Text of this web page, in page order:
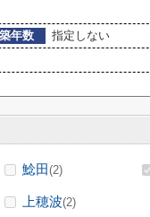
築年数
指定しない
鯰田(2)
上穂波(2)